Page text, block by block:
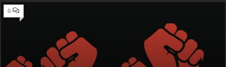
۵